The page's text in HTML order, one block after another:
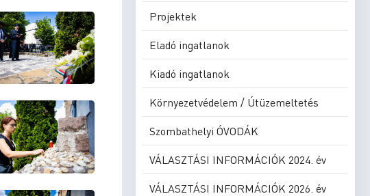
Projektek
Eladó ingatlanok
Kiadó ingatlanok
Környezetvédelem / Útüzemeltetés
Szombathelyi ÓVODÁK
VÁLASZTÁSI INFORMÁCIÓK 2024. év
VÁLASZTÁSI INFORMÁCIÓK 2026. év